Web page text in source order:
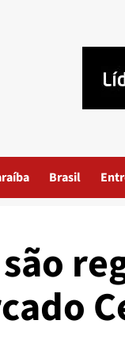
Brasil